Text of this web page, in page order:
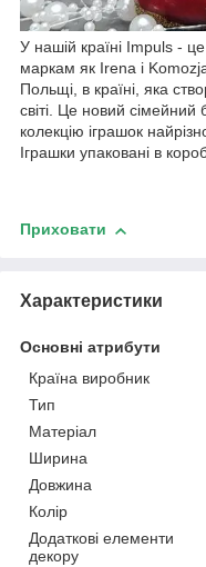
У нашій країні Impuls -
маркам як Irena і
Польщі, в країні, яка
світі. Це новий сімейний
колекцію іграшок
Іграшки упаковані в
Приховати
Характеристики
Основні атрибути
Країна виробник
Тип
Матеріал
Ширина
Довжина
Колір
Додаткові елементи
декору